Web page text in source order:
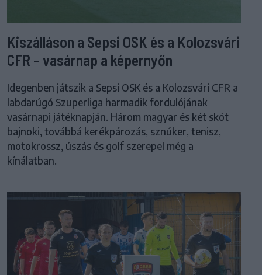
Kiszálláson a Sepsi OSK és a Kolozsvári
CFR – vasárnap a képernyőn
Idegenben játszik a Sepsi OSK és a Kolozsvári CFR a
labdarúgó Szuperliga harmadik fordulójának
vasárnapi játéknapján. Három magyar és két skót
bajnoki, továbbá kerékpározás, sznúker, tenisz,
motokrossz, úszás és golf szerepel még a
kínálatban.